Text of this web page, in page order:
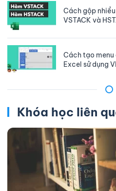
Cách gộp
VSTACK và
Cách tạo
Excel sử dụng
Khóa học liên